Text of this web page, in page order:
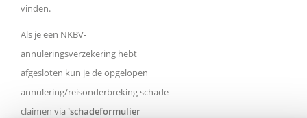
vinden.
Als je een NKBV-
annuleringsverzekering hebt
afgesloten kun je de opgelopen
annulering/reisonderbreking schade
claimen via 'schadeformulier